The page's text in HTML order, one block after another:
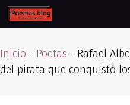
Skip
to
Inicio - Poetas - Rafael
del pirata que conquistó